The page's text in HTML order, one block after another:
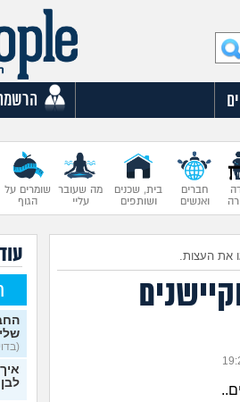
חברים
ואנשים
בית, שכנים
ושותפים
מה שעובר
עליי
שומרים על
הגוף
את העצות.